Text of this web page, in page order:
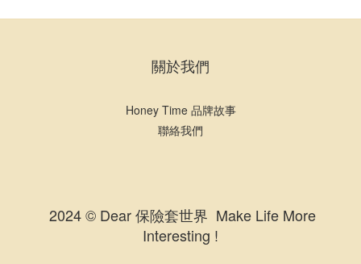
關於我們
Honey Time 品牌故事
聯絡我們
2024 © Dear 保險套世界 Make Life More
Interesting !